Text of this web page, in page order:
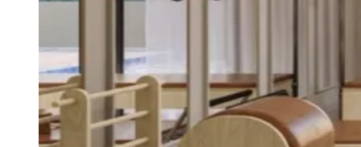
Segurança Regional
Hospitais Estaduais
Parques & Represas
Cidades da Região
Santana de ParnaíbaOsasco CarapicuíbaJandiraItapeviCotiaPirapora
do Bom Jesus
Araçariguama Cajamar
Franco da